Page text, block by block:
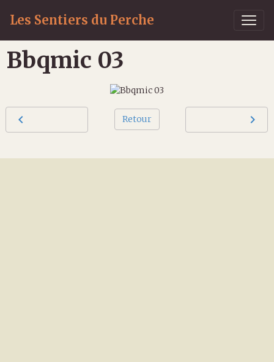
Les Sentiers du Perche
Bbqmic 03
Retour